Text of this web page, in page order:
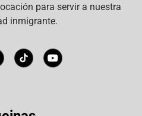
para servir a nuestra
inmigrante.